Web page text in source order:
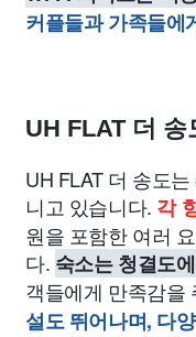
커플들과 가족들에
UH FLAT 더 송
UH FLAT 더 송도
니고 있습니다. 각
원을 포함한 여러
다. 숙소는 청결도
객들에게 만족감을
설도 뛰어나며, 다